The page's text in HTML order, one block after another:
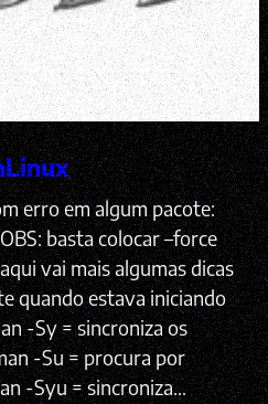
erro em algum pacote:
basta colocar –force
vai mais algumas dicas
quando estava iniciando
-Sy = sincroniza os
-Su = procura por
-Syu = sincroniza…